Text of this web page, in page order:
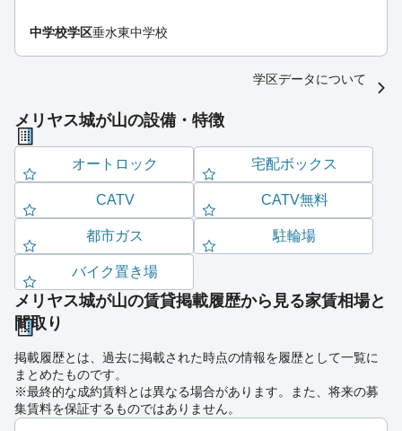
中学校学区垂水東中学校
学区データについて
メリヤス城が山の設備・特徴
オートロック 宅配ボックス
CATV CATV無料
都市ガス 駐輪場
バイク置き場
メリヤス城が山の賃貸掲載履歴から見る家賃相場と
間取り
掲載履歴とは、過去に掲載された時点の情報を履歴として一覧に
まとめたものです。
※最終的な成約賃料とは異なる場合があります。また、将来の募
集賃料を保証するものではありません。